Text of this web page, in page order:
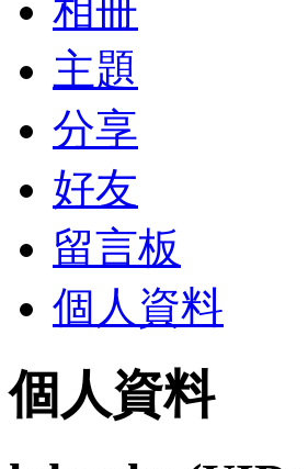
相冊
主題
分享
好友
留言板
個人資料
個人資料